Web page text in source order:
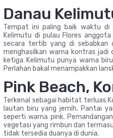
Danau
Tempat ini paling baik waktu
Kelimutu di pulau Flores
secara tertib yang di sebabkan
menghasilkan warna kontras
ketiga Kelimutu punya warna
Perlahan bakal menampakkan
Pink Beach,
Terkenal sebagai habitat terluas
lautan biru yang jernih. Pantai
seperti warna pink.
vegetasi yang rimbun dan
tidak tersedia duanya di dunia.